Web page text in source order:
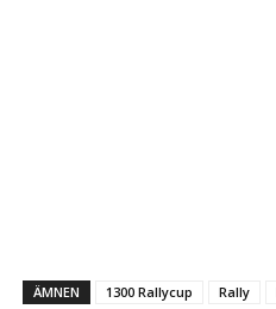
ÄMNEN 1300 Rallycup Rally